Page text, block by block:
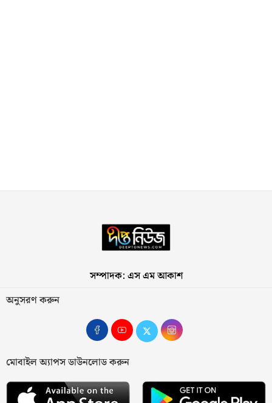
সম্পাদক: এস এম আকাশ
অনুসরণ করুন
মোবাইল অ্যাপস ডাউনলোড করুন